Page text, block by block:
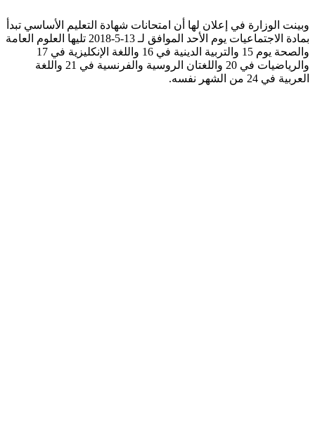
وبينت الوزارة في إعلان لها أن امتحانات شهادة التعليم الأساسي تبدأ
بمادة الاجتماعيات يوم الأحد الموافق لـ 13-5-2018 تليها العلوم العامة
والصحة يوم 15 والتربية الدينية في 16 واللغة الإنكليزية في 17
والرياضيات في 20 واللغتان الروسية والفرنسية في 21 واللغة
العربية في 24 من الشهر نفسه.